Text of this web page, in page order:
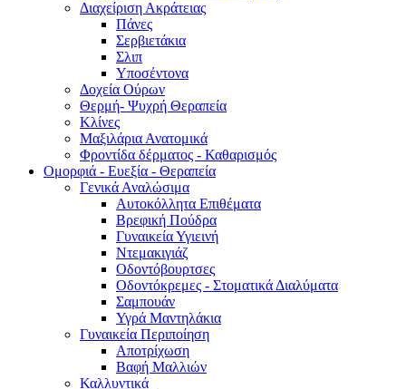
Διαχείριση Ακράτειας
Πάνες
Σερβιετάκια
Σλιπ
Υποσέντονα
Δοχεία Ούρων
Θερμή- Ψυχρή Θεραπεία
Κλίνες
Μαξιλάρια Ανατομικά
Φροντίδα δέρματος - Καθαρισμός
Ομορφιά - Ευεξία - Θεραπεία
Γενικά Αναλώσιμα
Αυτοκόλλητα Επιθέματα
Βρεφική Πούδρα
Γυναικεία Υγιεινή
Ντεμακιγιάζ
Οδοντόβουρτσες
Οδοντόκρεμες - Στοματικά Διαλύματα
Σαμπουάν
Υγρά Μαντηλάκια
Γυναικεία Περιποίηση
Αποτρίχωση
Βαφή Μαλλιών
Καλλυντικά